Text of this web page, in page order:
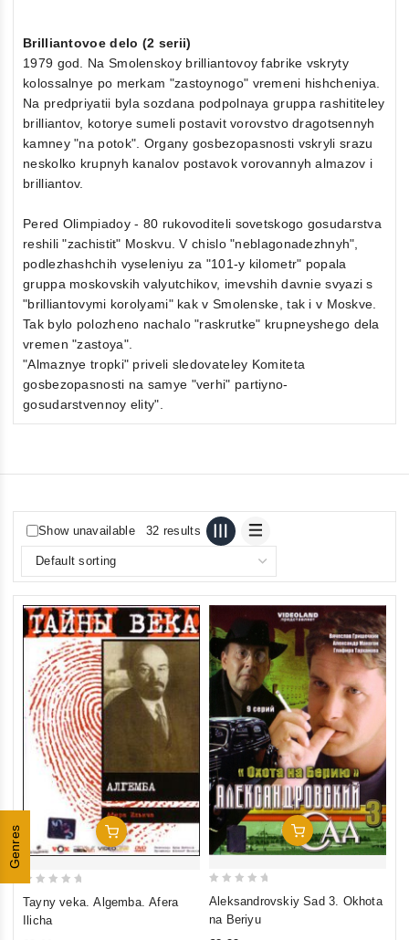
Genres
Brilliantovoe delo (2 serii)
1979 god. Na Smolenskoy brilliantovoy fabrike vskryty
kolossalnye po merkam "zastoynogo" vremeni hishcheniya.
Na predpriyatii byla sozdana podpolnaya gruppa rashititeley
brilliantov, kotorye sumeli postavit vorovstvo dragotsennyh
kamney "na potok". Organy gosbezopasnosti vskryli srazu
neskolko krupnyh kanalov postavok vorovannyh almazov i
brilliantov.
Pered Olimpiadoy - 80 rukovoditeli sovetskogo gosudarstva
reshili "zachistit" Moskvu. V chislo "neblagonadezhnyh",
podlezhashchih vyseleniyu za "101-y kilometr" popala
gruppa moskovskih valyutchikov, imevshih davnie svyazi s
"brilliantovymi korolyami" kak v Smolenske, tak i v Moskve.
Tak bylo polozheno nachalo "raskrutke" krupneyshego dela
vremen "zastoya".
"Almaznye tropki" priveli sledovateley Komiteta
gosbezopasnosti na samye "verhi" partiyno-
gosudarstvennoy elity".
Show unavailable 32 results
Add To Cart
out
Tayny veka. Algemba. Afera
Ilicha
Add To Cart
Aleksandrovskiy Sad 3. Okhota
na Beriyu